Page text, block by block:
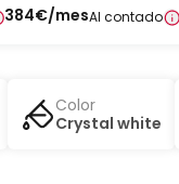
384€/mesAl contado
Color
Crystal white